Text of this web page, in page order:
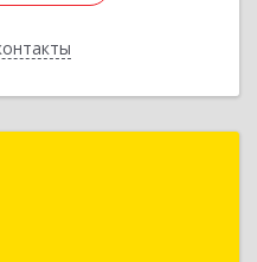
край, Георгиевск г,